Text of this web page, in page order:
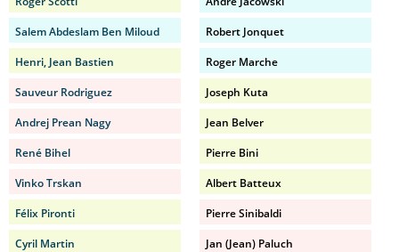
Salem Abdeslam Ben Miloud
Henri, Jean Bastien
Sauveur Rodriguez
Andrej Prean Nagy
René Bihel
Vinko Trskan
Félix Pironti
Cyril Martin
Robert Jonquet
Roger Marche
Joseph Kuta
Jean Belver
Pierre Bini
Albert Batteux
Pierre Sinibaldi
Jan (Jean) Paluch